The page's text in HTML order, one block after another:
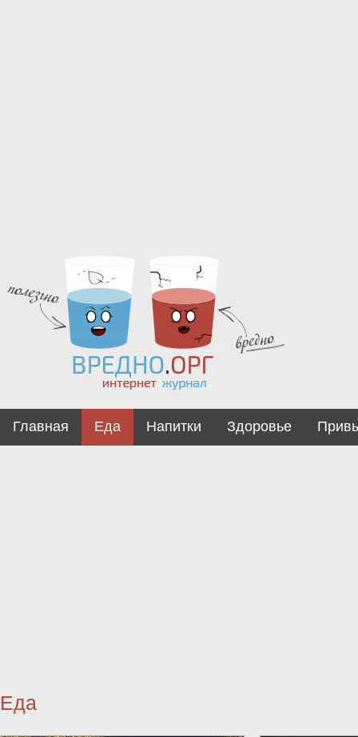
Главная Еда Напитки Здоровье
Еда